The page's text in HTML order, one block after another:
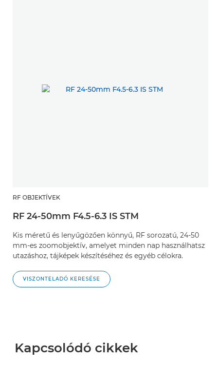
RF OBJEKTÍVEK
RF 24-50mm F4.5-6.3 IS STM
Kis méretű és lenyűgözően könnyű, RF sorozatú, 24-50
mm-es zoomobjektív, amelyet minden nap használhatsz
utazáshoz, tájképek készítéséhez és egyéb célokra.
VISZONTELADÓ KERESÉSE
Kapcsolódó cikkek